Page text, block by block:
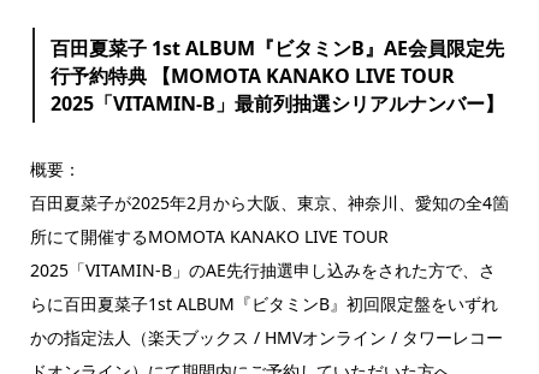
百田夏菜子 1st ALBUM『ビタミンB』AE会員限定先
行予約特典 【MOMOTA KANAKO LIVE TOUR
2025「VITAMIN-B」最前列抽選シリアルナンバー】
概要：
百田夏菜子が2025年2月から大阪、東京、神奈川、愛知の全4箇
所にて開催するMOMOTA KANAKO LIVE TOUR
2025「VITAMIN-B」のAE先行抽選申し込みをされた方で、さ
らに百田夏菜子1st ALBUM『ビタミンB』初回限定盤をいずれ
かの指定法人（楽天ブックス / HMVオンライン / タワーレコー